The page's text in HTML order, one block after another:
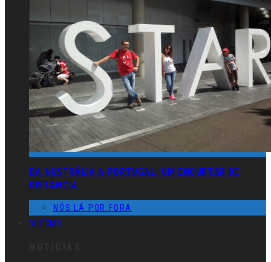
DA AUSTRÁLIA A PORTUGAL: UM ENCURTAR DE
DISTÂNCIA
NÓS LÁ POR FORA
NOTÍCIAS